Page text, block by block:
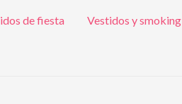
de fiesta Vestidos y smoking